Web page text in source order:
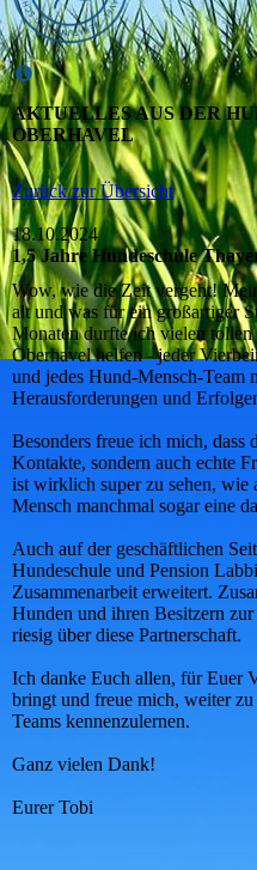
AKTUELLES AUS DER
OBERHAVEL
Zurück zur Übersicht
18.10.2024
1,5 Jahre Hundeschule
Wow, wie die Zeit vergeht!
alt und was für ein großartiger
Monaten durfte ich vielen
Oberhavel helfen - jeder
und jedes Hund-Mensch-Team
Herausforderungen und
Besonders freue ich mich,
Kontakte, sondern auch echte
ist wirklich super zu sehen, wie
Mensch manchmal sogar eine
Auch auf der geschäftlichen
Hundeschule und Pension
Zusammenarbeit erweitert.
Hunden und ihren Besitzern
riesig über diese Partnerschaft.
Ich danke Euch allen, für Euer
bringt und freue mich, weiter
Teams kennenzulernen.
Ganz vielen Dank!
Eurer Tobi